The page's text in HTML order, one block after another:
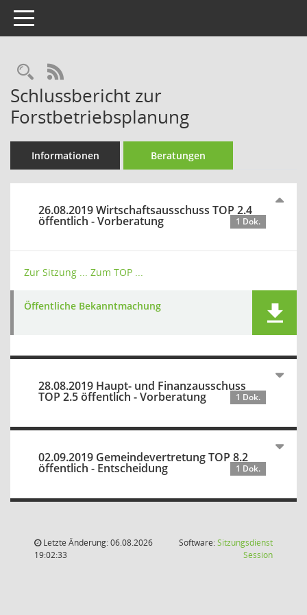
Toggle navigation
Rechercheauswahl
RSS-Feed
Schlussbericht zur
Forstbetriebsplanung
Informationen Beratungen
26.08.2019 Wirtschaftsausschuss TOP 2.4
öffentlich - Vorberatung 1 Dok.
Zur Sitzung ... Zum TOP ...
Öffentliche Bekanntmachung
28.08.2019 Haupt- und Finanzausschuss
TOP 2.5 öffentlich - Vorberatung 1 Dok.
02.09.2019 Gemeindevertretung TOP 8.2
öffentlich - Entscheidung 1 Dok.
Letzte Änderung: 06.08.2026
19:02:33
Software:Sitzungsdienst
Session(Wird in